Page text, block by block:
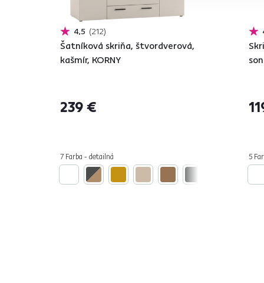
4,5 212
Šatníková skriňa, štvordverová,
kašmír, KORNY
239 €
7 Farba - detailná 5